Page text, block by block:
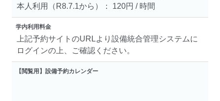
本人利用（R8.7.1から）： 120円 / 時間
学内利用料金
上記予約サイトのURLより設備統合管理システムに
ログインの上、ご確認ください。
【閲覧用】設備予約カレンダー